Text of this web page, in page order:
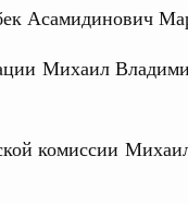
Асамидинович
Михаил
комиссии
участии
Архив